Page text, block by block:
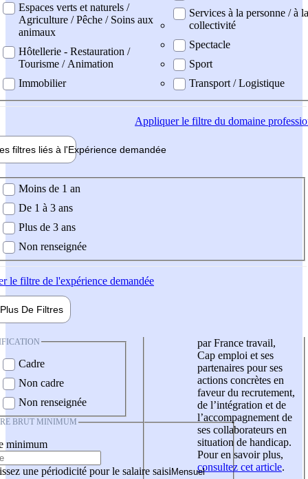
Espaces verts et naturels /
Agriculture / Pêche / Soins aux
animaux
Hôtellerie - Restauration /
Tourisme / Animation
Immobilier
Services à la personne / à la
collectivité
Spectacle
Sport
Transport / Logistique
Appliquerle filtre du domaine
filtres liés à l'Expérience demandée
demandée
Moins de 1 an
De 1 à 3 ans
Plus de 3 ans
Non renseignée
le filtre de l'expérience demandée
Plus De Filtres
Cadre
Non cadre
Non renseignée
BRUT MINIMUM
minimum
une périodicité pour le salaire saisi
par France travail,
Cap emploi et ses
partenaires pour ses
actions concrètes en
faveur du recrutement,
de l’intégration et de
l’accompagnement de
ses collaborateurs en
situation de handicap.
Pour en savoir plus,
consultez cet article.